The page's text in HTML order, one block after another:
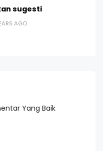
sugesti
AGO
Yang Baik